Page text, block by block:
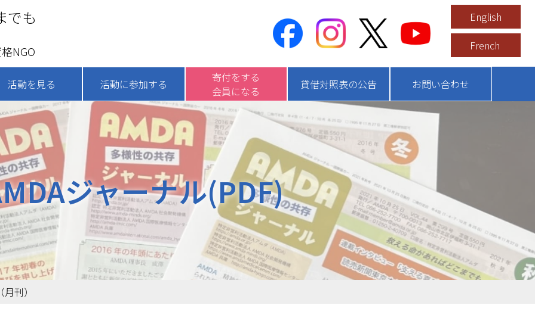
でも
NGO
English
French
活動を見る 活動に参加する
寄付をする
会員になる
貸借対照表の公告 お問い合わせ
ジャーナル(PDF)
刊）